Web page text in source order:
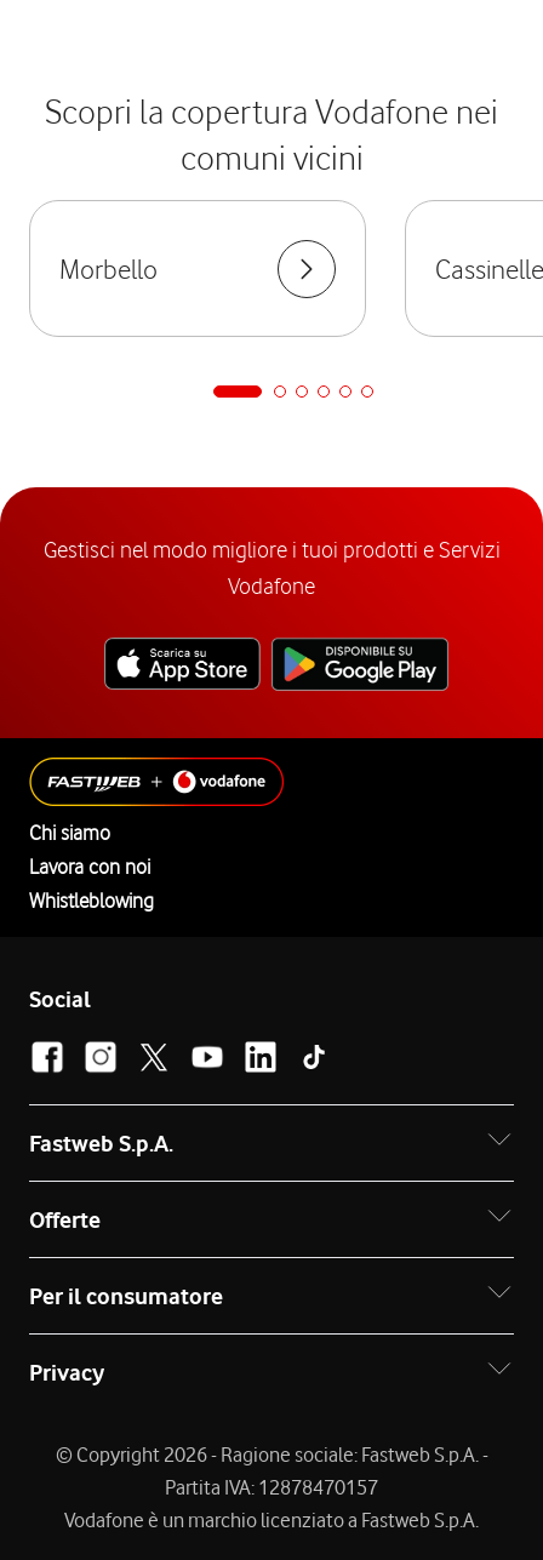
Scopri la copertura Vodafone nei
comuni vicini
Morbello Cassinelle
Gestisci nel modo migliore i tuoi prodotti e Servizi
Vodafone
Chi siamo
Lavora con noi
Whistleblowing
Social
Fastweb S.p.A.
Offerte
Per il consumatore
Privacy
© Copyright 2026 - Ragione sociale: Fastweb S.p.A. -
Partita IVA: 12878470157
Vodafone è un marchio licenziato a Fastweb S.p.A.